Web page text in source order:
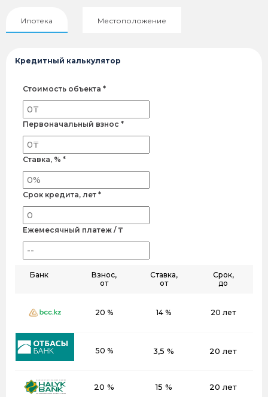
Ипотека Местоположение
Кредитный калькулятор
Стоимость объекта *
Первоначальный взнос *
Ставка, % *
Срок кредита, лет *
Ежемесячный платеж / ₸
Банк
Взнос,
от
Ставка,
от
Срок,
до
20 % 14 % 20 лет
50 % 3,5 % 20 лет
20 % 15 % 20 лет